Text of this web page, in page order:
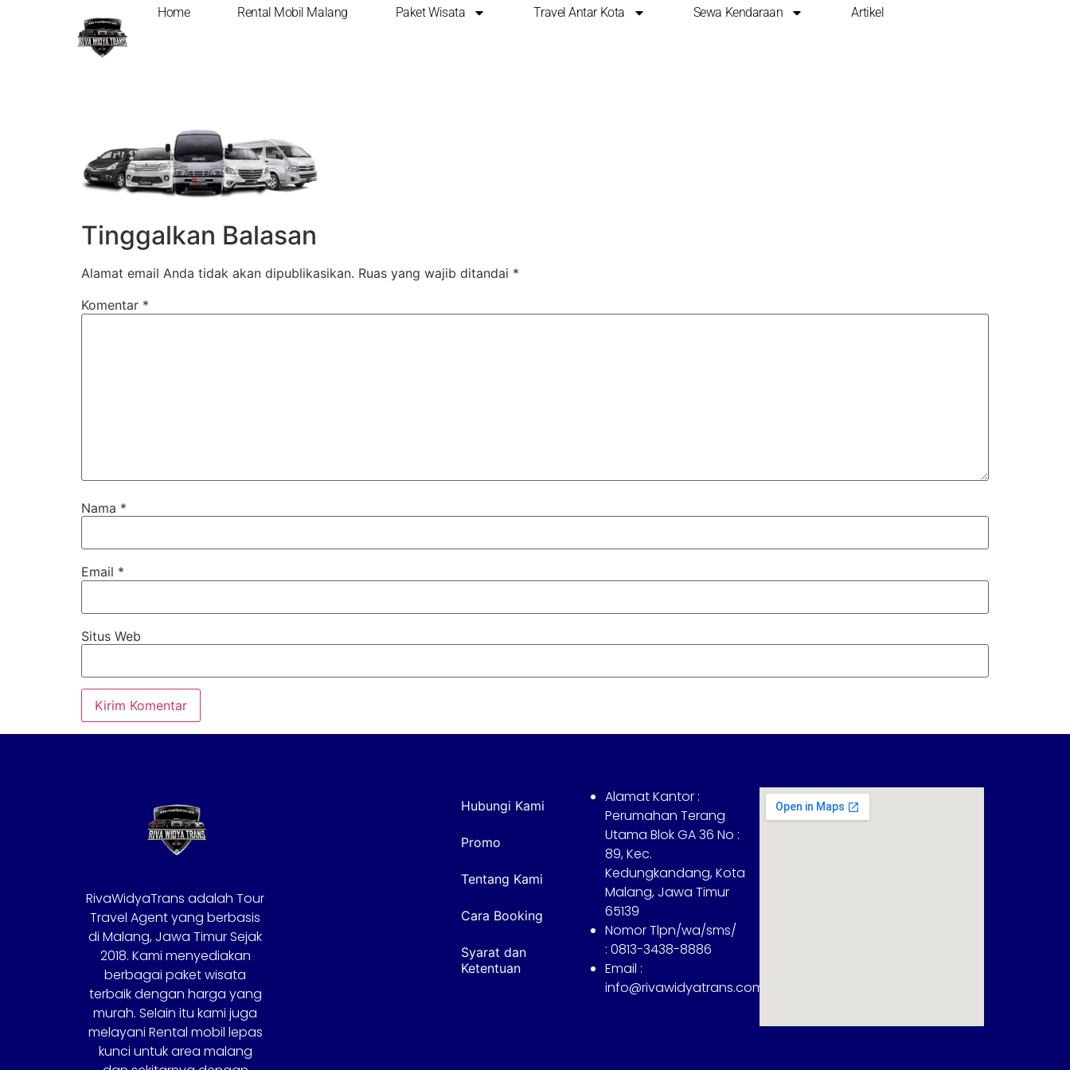
Home Rental Mobil Malang Paket Wisata Travel Antar Kota Sewa Kendaraan Artikel
Rental-Mobil-Cirebon
Tinggalkan Balasan
Alamat email Anda tidak akan dipublikasikan. Ruas yang wajib ditandai *
Komentar *
Nama *
Email *
Situs Web
RivaWidyaTrans adalah Tour
Travel Agent yang berbasis
di Malang, Jawa Timur Sejak
2018. Kami menyediakan
berbagai paket wisata
terbaik dengan harga yang
murah. Selain itu kami juga
melayani Rental mobil lepas
kunci untuk area malang
Hubungi Kami
Promo
Tentang Kami
Cara Booking
Syarat dan
Ketentuan
Alamat Kantor :
Perumahan Terang
Utama Blok GA 36 No :
89, Kec.
Kedungkandang, Kota
Malang, Jawa Timur
65139
Nomor Tlpn/wa/sms/
: 0813-3438-8886
Email :
info@rivawidyatrans.com